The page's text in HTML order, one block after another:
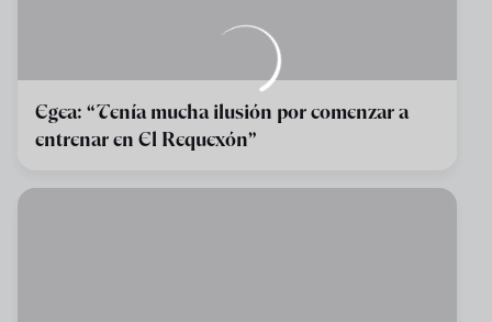
Egea: “Tenía mucha ilusión por comenzar a
entrenar en El Requexón”